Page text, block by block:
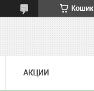
Кошик
АКЦИИ